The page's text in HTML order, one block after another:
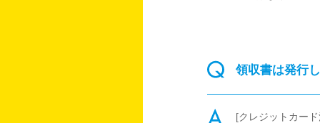
領収書は発行
[クレジットカー